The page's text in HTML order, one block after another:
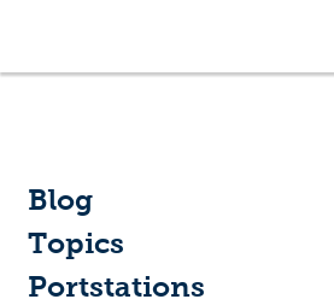
Blog
Topics
Portstations